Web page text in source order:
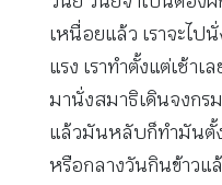
เหนื่อยแล้ว เราจะไ
แรง เราทำตั้งแต่เช้า
มานั่งสมาธิเดินจงกร
แล้วมันหลับก็ทำมันตั้
หรือกลางวันกินข้าวแ